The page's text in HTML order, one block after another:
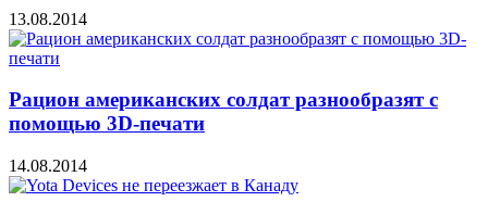
13.08.2014
Рацион американских солдат разнообразят с
помощью 3D-печати
14.08.2014